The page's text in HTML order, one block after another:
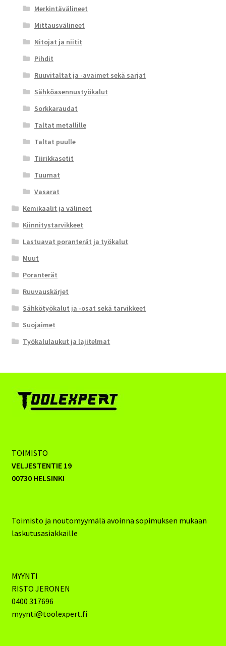
Merkintävälineet
Mittausvälineet
Nitojat ja niitit
Pihdit
Ruuvitaltat ja -avaimet sekä sarjat
Sähköasennustyökalut
Sorkkaraudat
Taltat metallille
Taltat puulle
Tiirikkasetit
Tuurnat
Vasarat
Kemikaalit ja välineet
Kiinnitystarvikkeet
Lastuavat poranterät ja työkalut
Muut
Poranterät
Ruuvauskärjet
Sähkötyökalut ja -osat sekä tarvikkeet
Suojaimet
Työkalulaukut ja lajitelmat
TOIMISTO
VELJESTENTIE 19
00730 HELSINKI
Toimisto ja noutomyymälä avoinna sopimuksen mukaan
laskutusasiakkaille
MYYNTI
RISTO JERONEN
0400 317696
myynti@toolexpert.fi